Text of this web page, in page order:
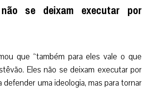
se deixam executar por
que “também para eles vale o que
Eles não se deixam executar por
defender uma ideologia, mas para tornar